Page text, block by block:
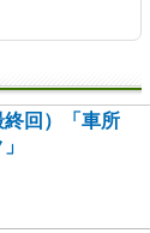
回）「車所